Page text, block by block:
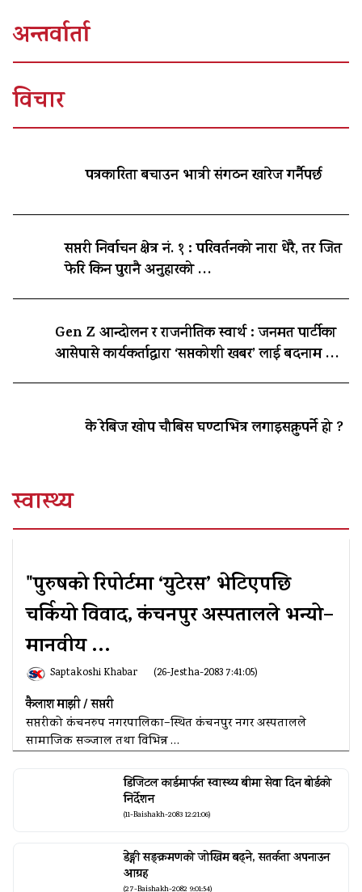
अन्तर्वार्ता
विचार
पत्रकारिता बचाउन भात्री संगठन खारेज गर्नैपर्छ
सप्तरी निर्वाचन क्षेत्र नं. १ : परिवर्तनको नारा धेरै, तर जित
फेरि किन पुरानै अनुहारको …
Gen Z आन्दोलन र राजनीतिक स्वार्थ : जनमत पार्टीका
आसेपासे कार्यकर्ताद्वारा ‘सप्तकोशी खबर’ लाई बदनाम …
के रेबिज खोप चौबिस घण्टाभित्र लगाइसक्नुपर्ने हो ?
स्वास्थ्य
"पुरुषको रिपोर्टमा ‘युटेरस’ भेटिएपछि
चर्कियो विवाद, कंचनपुर अस्पतालले भन्यो–
मानवीय …
Saptakoshi Khabar (26-Jestha-2083 7:41:05)
कैलाशमाझी/सप्तरी
सप्तरीको कंचनरुप नगरपालिका–स्थित कंचनपुर नगर अस्पतालले
सामाजिक सञ्जाल तथा विभिन्न …
डिजिटल कार्डमार्फत स्वास्थ्य बीमा सेवा दिन बोर्डको
निर्देशन
(11-Baishakh-2083 12:21:06)
डेङ्गी सङ्क्रमणको जोखिम बढ्ने, सतर्कता अपनाउन
आग्रह
(27-Baishakh-2082 9:01:54)